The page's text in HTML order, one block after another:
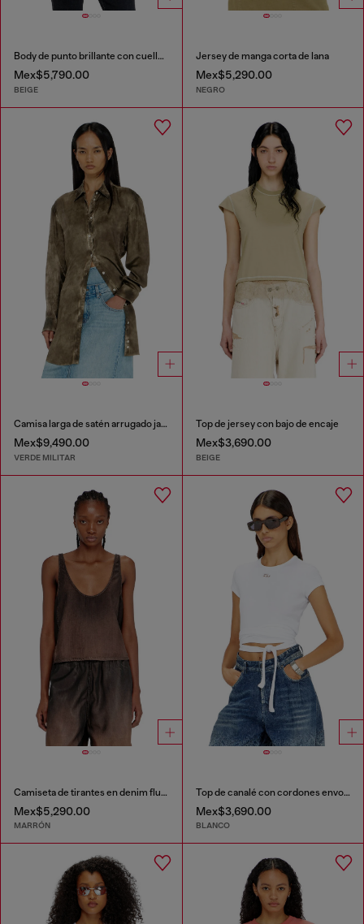
Body de punto brillante con cuello redondo
Mex$5,790.00
BEIGE
Jersey de manga corta de lana
Mex$5,290.00
NEGRO
Camisa larga de satén arrugado jacquard con logo
Mex$9,490.00
VERDE MILITAR
Top de jersey con bajo de encaje
Mex$3,690.00
BEIGE
Camiseta de tirantes en denim fluido con lavado oscuro
Mex$5,290.00
MARRÓN
Top de canalé con cordones envolventes
Mex$3,690.00
BLANCO